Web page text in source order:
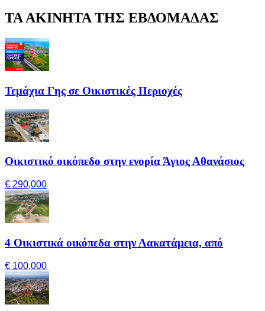
ΤΑ ΑΚΙΝΗΤΑ ΤΗΣ ΕΒΔΟΜΑΔΑΣ
Τεμάχια Γης σε Οικιστικές Περιοχές
Οικιστικό οικόπεδο στην ενορία Άγιος Αθανάσιος
€ 290,000
4 Οικιστικά οικόπεδα στην Λακατάμεια, από
€ 100,000